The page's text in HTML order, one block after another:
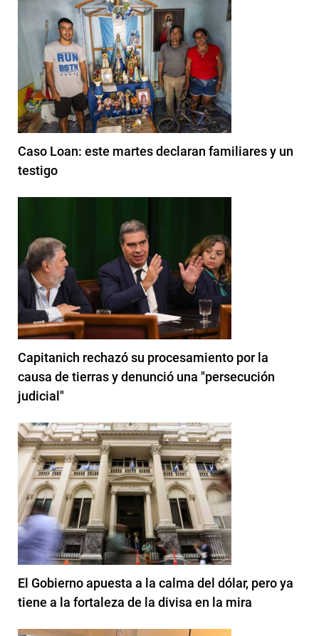
Caso Loan: este martes declaran familiares y un
testigo
Capitanich rechazó su procesamiento por la
causa de tierras y denunció una "persecución
judicial"
El Gobierno apuesta a la calma del dólar, pero ya
tiene a la fortaleza de la divisa en la mira